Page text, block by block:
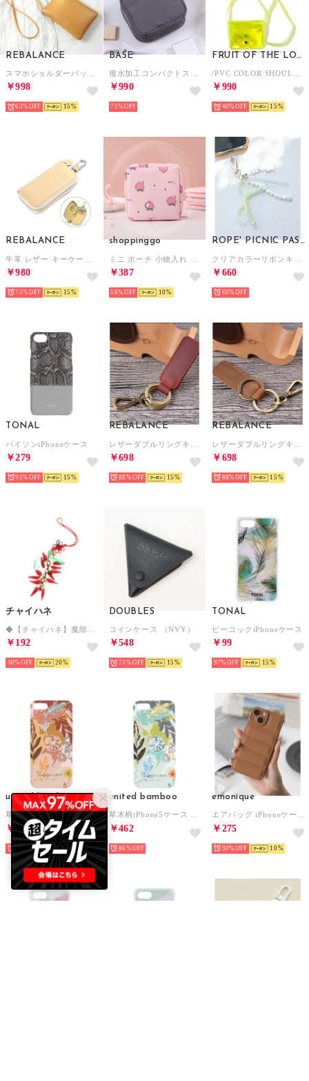
REBALANCE
￥998
63% 15
BASE
￥990
75%
FRUIT OF THE LOOM
￥990
40% 15
REBALANCE
￥980
75% 15
shoppinggo
￥387
56% 10
ROPE' PICNIC PASSAGE
￥660
60%
TONAL
パイソンiPhoneケース
￥279
93% 15
REBALANCE
￥698
88% 15
REBALANCE
￥698
88% 15
チャイハネ
￥192
30% 20
DOUBLES
コインケース （NVY）
￥548
73% 15
TONAL
ピーコックiPhoneケース
￥99
97% 15
united bamboo
草木柄iPhone5ケース ワイン
￥499
84%
united bamboo
草木柄iPhone5ケース サックス
￥462
86%
emonique
エアバッグ iPhoneケース カバー ソフトシリコン ジャケット 耐衝撃ケース （ブラウン）
￥275
90% 10